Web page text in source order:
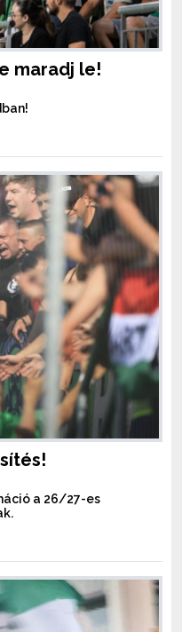
maradj le!
a 26/27-es